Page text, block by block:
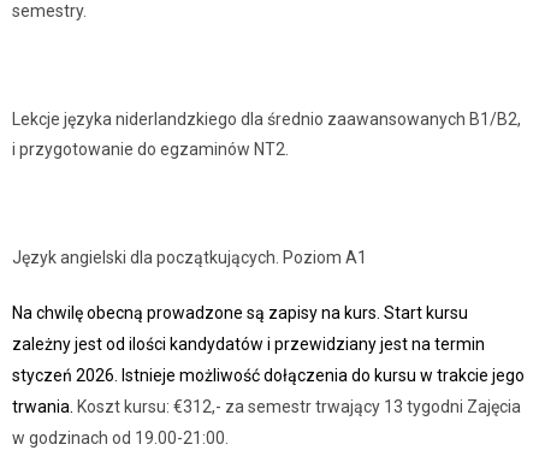
semestry.
Lekcje języka niderlandzkiego dla średnio zaawansowanych B1/B2,
i przygotowanie do egzaminów NT2.
Język angielski dla początkujących. Poziom A1
Na chwilę obecną prowadzone są zapisy na kurs. Start kursu
zależny jest od ilości kandydatów i przewidziany jest na termin
styczeń 2026. Istnieje możliwość dołączenia do kursu w trakcie jego
trwania. Koszt kursu: €312,- za semestr trwający 13 tygodni Zajęcia
w godzinach od 19.00-21:00.